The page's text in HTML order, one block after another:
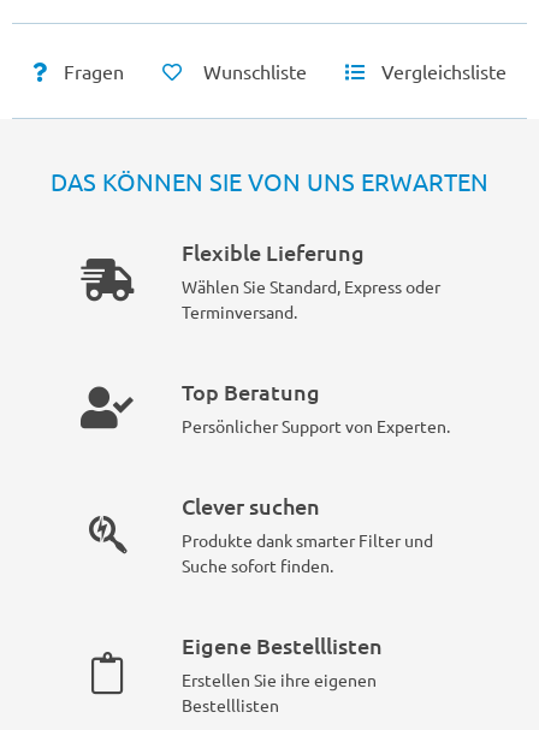
Fragen Wunschliste Vergleichsliste
DAS KÖNNEN SIE VON UNS ERWARTEN
Flexible Lieferung
Wählen Sie Standard, Express oder
Terminversand.
Top Beratung
Persönlicher Support von Experten.
Clever suchen
Produkte dank smarter Filter und
Suche sofort finden.
Eigene Bestelllisten
Erstellen Sie ihre eigenen
Bestelllisten